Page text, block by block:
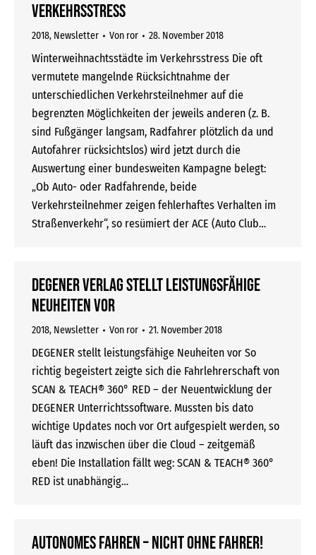
Verkehrsstress
2018, Newsletter Von ror 28. November 2018
Winterweihnachtsstädte im Verkehrsstress Die oft
vermutete mangelnde Rücksichtnahme der
unterschiedlichen Verkehrsteilnehmer auf die
begrenzten Möglichkeiten der jeweils anderen (z. B.
sind Fußgänger langsam, Radfahrer plötzlich da und
Autofahrer rücksichtslos) wird jetzt durch die
Auswertung einer bundesweiten Kampagne belegt:
„Ob Auto- oder Radfahrende, beide
Verkehrsteilnehmer zeigen fehlerhaftes Verhalten im
Straßenverkehr“, so resümiert der ACE (Auto Club…
DEGENER Verlag stellt leistungsfähige
Neuheiten vor
2018, Newsletter Von ror 21. November 2018
DEGENER stellt leistungsfähige Neuheiten vor So
richtig begeistert zeigte sich die Fahrlehrerschaft von
SCAN & TEACH® 360° RED – der Neuentwicklung der
DEGENER Unterrichtssoftware. Mussten bis dato
wichtige Updates noch vor Ort aufgespielt werden, so
läuft das inzwischen über die Cloud – zeitgemäß
eben! Die Installation fällt weg: SCAN & TEACH® 360°
RED ist unabhängig…
Autonomes Fahren – nicht ohne Fahrer!